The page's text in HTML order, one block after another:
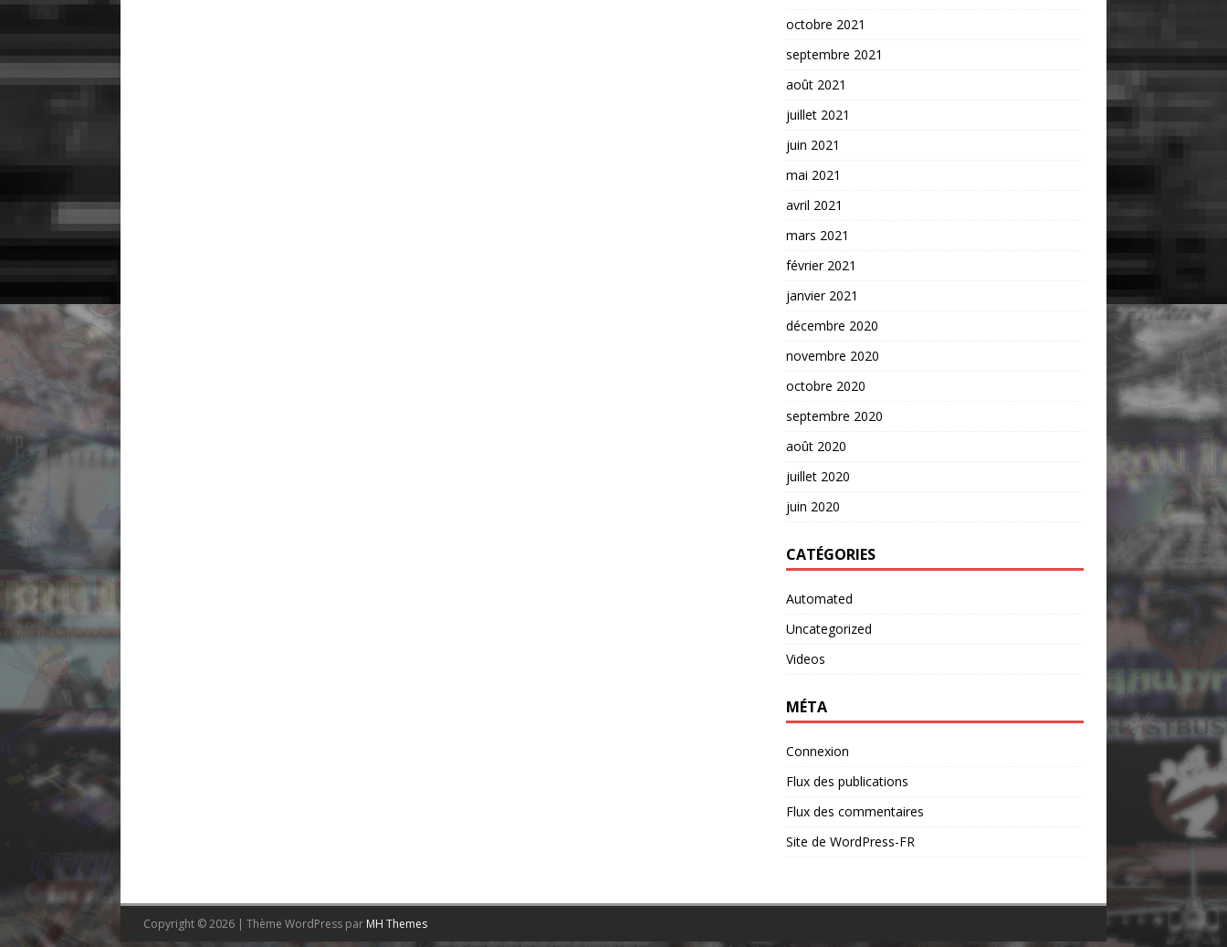
octobre 2021
septembre 2021
août 2021
juillet 2021
juin 2021
mai 2021
avril 2021
mars 2021
février 2021
janvier 2021
décembre 2020
novembre 2020
octobre 2020
septembre 2020
août 2020
juillet 2020
juin 2020
CATÉGORIES
Automated
Uncategorized
Videos
MÉTA
Connexion
Flux des publications
Flux des commentaires
Site de WordPress-FR
Copyright © 2026 | Thème WordPress par MH Themes